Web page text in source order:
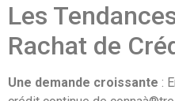
Les
Rachat de
Une demande croissante :